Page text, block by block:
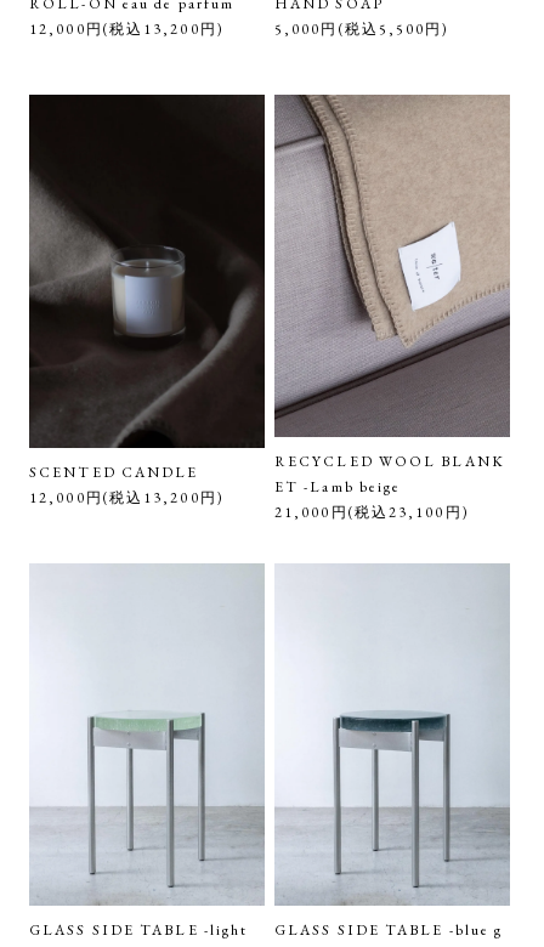
12,000円(税込13,200円)
5,000円(税込5,500円)
SCENTED CANDLE
12,000円(税込13,200円)
RECYCLED WOOL BLANK
ET -Lamb beige
21,000円(税込23,100円)
GLASS SIDE TABLE -light
GLASS SIDE TABLE -blue g